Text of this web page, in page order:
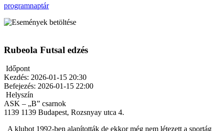
programnaptár
Rubeola Futsal edzés
Időpont
Kezdés: 2026-01-15 20:30
Befejezés: 2026-01-15 22:00
Helyszín
ASK – „B” csarnok
1139 1139 Budapest, Rozsnyay utca 4.
A klubot 1992-ben alapították de ekkor még nem létezett a sportág